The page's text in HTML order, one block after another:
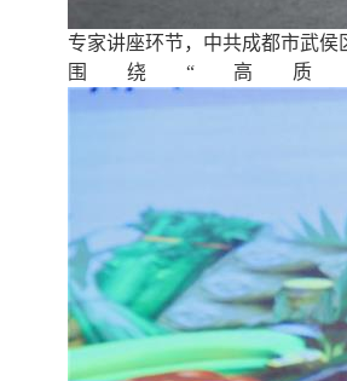
专家讲座环节，中共成都市武
围绕“高